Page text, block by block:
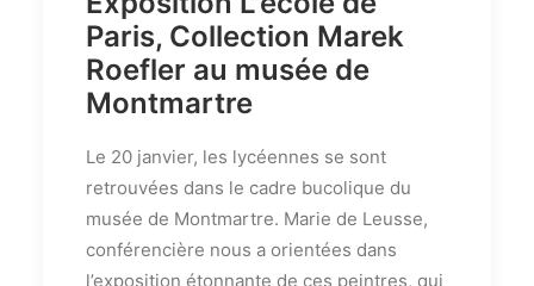
Paris, Collection Marek
Roefler au musée de
Montmartre
Le 20 janvier, les lycéennes se sont
retrouvées dans le cadre bucolique du
musée de Montmartre. Marie de Leusse,
conférencière nous a orientées dans
l’exposition étonnante de ces peintres, qui